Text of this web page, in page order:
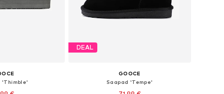
'Thimble'
DEAL
GOOCE
Saapad 'Tempe'